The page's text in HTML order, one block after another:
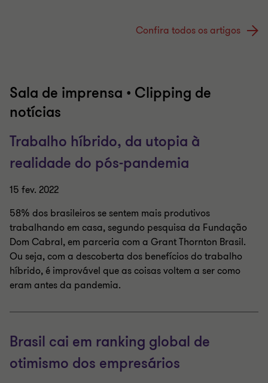
Confira todos os artigos
Sala de imprensa • Clipping de
notícias
Trabalho híbrido, da utopia à
realidade do pós-pandemia
15 fev. 2022
58% dos brasileiros se sentem mais produtivos
trabalhando em casa, segundo pesquisa da Fundação
Dom Cabral, em parceria com a Grant Thornton Brasil.
Ou seja, com a descoberta dos benefícios do trabalho
híbrido, é improvável que as coisas voltem a ser como
eram antes da pandemia.
Brasil cai em ranking global de
otimismo dos empresários